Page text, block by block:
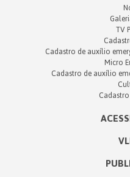
TV
Cadastro de auxílio
Micro
Cadastro de auxílio